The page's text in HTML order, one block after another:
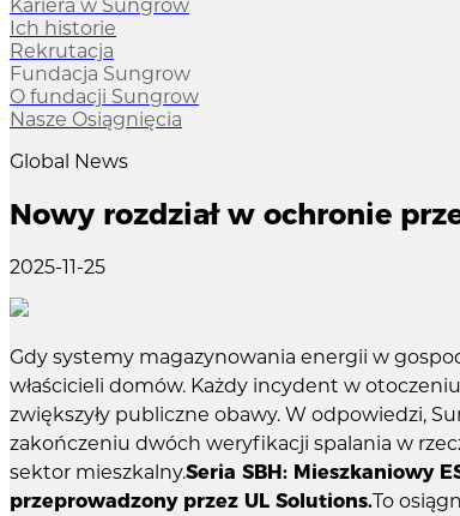
Kariera w Sungrow
Ich historie
Rekrutacja
Fundacja Sungrow
O fundacji Sungrow
Nasze Osiągnięcia
Global News
Nowy rozdział w ochronie
2025-11-25
Gdy systemy magazynowania energii w
właścicieli domów. Każdy incydent w
zwiększyły publiczne obawy. W odpowiedzi,
zakończeniu dwóch weryfikacji spalania w
sektor mieszkalny.Seria SBH: Mieszkaniowy
przeprowadzony przez UL Solutions.To